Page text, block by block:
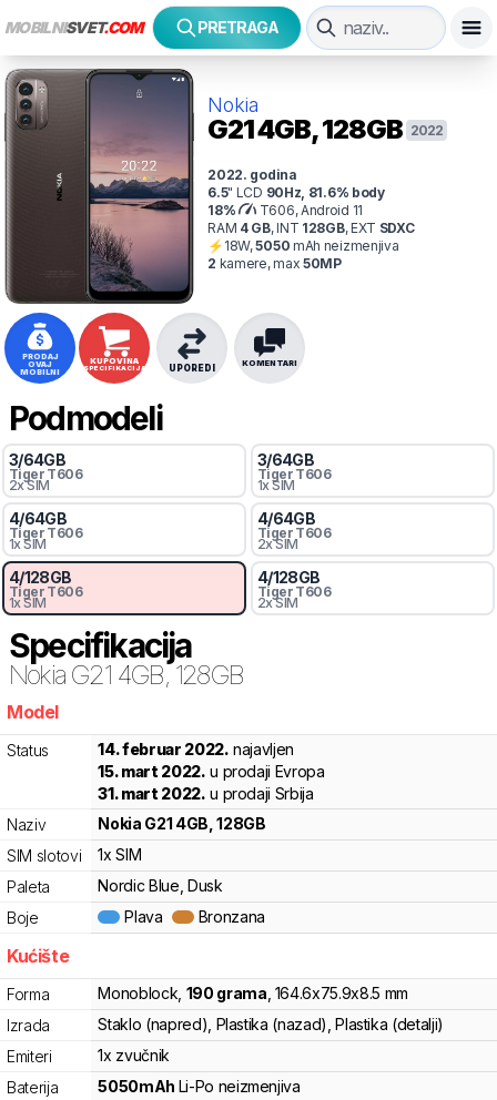
MOBILNISVET.COM PRETRAGA
Nokia
G214GB, 128GB 2022
2022. godina
6.5" LCD 90Hz 81.6% body
18%
T606, Android 11
RAM 4GB,INT 128GB,EXT SDXC
⚡ 18W,5050 mAh neizmenjiva
2 kamere, max 50MP
PRODAJ
OVAJ
MOBILNI
KUPOVINA
SPECIFIKACIJA KOMENTARI
UPOREDI
Podmodeli
3/64GB
Tiger T606
2x SIM
3/64GB
Tiger T606
1x SIM
4/64GB
Tiger T606
1x SIM
4/64GB
Tiger T606
2x SIM
4/128GB
Tiger T606
1x SIM
4/128GB
Tiger T606
2x SIM
Specifikacija
Nokia G21 4GB, 128GB
Model
Status 14. februar 2022. najavljen
15. mart 2022. u prodaji Evropa
31. mart 2022. u prodaji Srbija
Naziv
Nokia G21 4GB, 128GB
SIM slotovi
1x SIM
Paleta
Nordic Blue, Dusk
Boje
Plava Bronzana
Kućište
Forma Monoblock 190 grama 164.6x75.9x8.5 mm
Izrada
Staklo (napred), Plastika (nazad), Plastika (detalji)
Emiteri
1x zvučnik
Baterija
5050mAh Li-Po neizmenjiva